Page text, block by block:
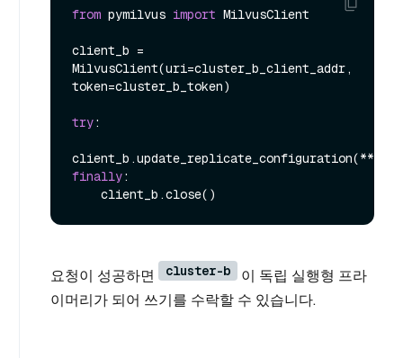
from pymilvus import MilvusClient
client_b =
MilvusClient(uri=cluster_b_client_addr,
token=cluster_b_token)
try:
finally:
요청이 성공하면 cluster-b
이 독립 실행형 프라
이머리가 되어 쓰기를 수락할 수 있습니다.